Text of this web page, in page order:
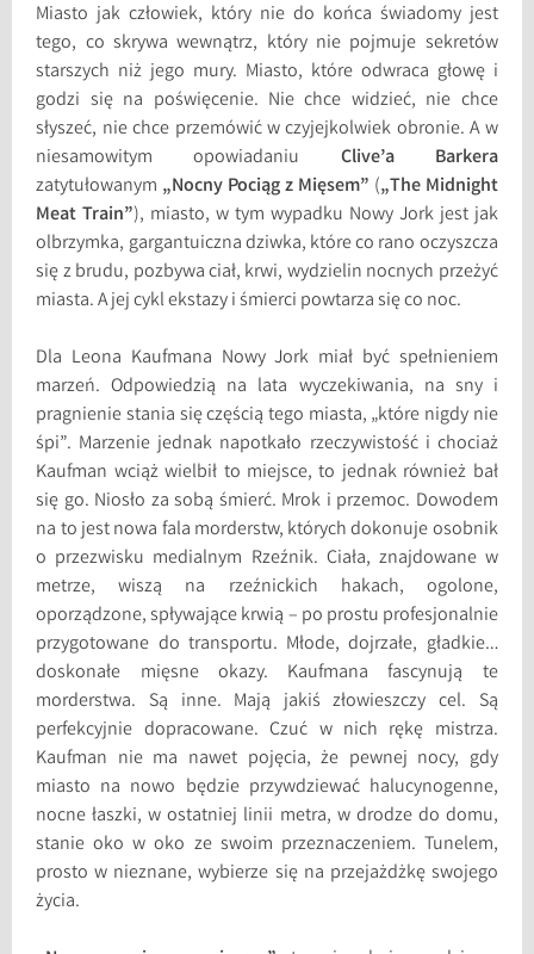
Miasto jak człowiek, który nie do końca świadomy jest
tego, co skrywa wewnątrz, który nie pojmuje sekretów
starszych niż jego mury. Miasto, które odwraca głowę i
godzi się na poświęcenie. Nie chce widzieć, nie chce
słyszeć, nie chce przemówić w czyjejkolwiek obronie. A w
niesamowitym opowiadaniu Clive’a Barkera
zatytułowanym „Nocny Pociąg z Mięsem” („The Midnight
Meat Train”), miasto, w tym wypadku Nowy Jork jest jak
olbrzymka, gargantuiczna dziwka, które co rano oczyszcza
się z brudu, pozbywa ciał, krwi, wydzielin nocnych przeżyć
miasta. A jej cykl ekstazy i śmierci powtarza się co noc.
Dla Leona Kaufmana Nowy Jork miał być spełnieniem
marzeń. Odpowiedzią na lata wyczekiwania, na sny i
pragnienie stania się częścią tego miasta, „które nigdy nie
śpi”. Marzenie jednak napotkało rzeczywistość i chociaż
Kaufman wciąż wielbił to miejsce, to jednak również bał
się go. Niosło za sobą śmierć. Mrok i przemoc. Dowodem
na to jest nowa fala morderstw, których dokonuje osobnik
o przezwisku medialnym Rzeźnik. Ciała, znajdowane w
metrze, wiszą na rzeźnickich hakach, ogolone,
oporządzone, spływające krwią – po prostu profesjonalnie
przygotowane do transportu. Młode, dojrzałe, gładkie…
doskonałe mięsne okazy. Kaufmana fascynują te
morderstwa. Są inne. Mają jakiś złowieszczy cel. Są
perfekcyjnie dopracowane. Czuć w nich rękę mistrza.
Kaufman nie ma nawet pojęcia, że pewnej nocy, gdy
miasto na nowo będzie przywdziewać halucynogenne,
nocne łaszki, w ostatniej linii metra, w drodze do domu,
stanie oko w oko ze swoim przeznaczeniem. Tunelem,
prosto w nieznane, wybierze się na przejażdżkę swojego
życia.